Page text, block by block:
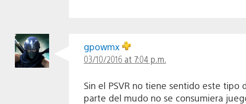
gpowmx
03/10/2016 at 7:04 p.m.
Sin el PSVR no tiene sentido este
parte del mudo no se consumiera